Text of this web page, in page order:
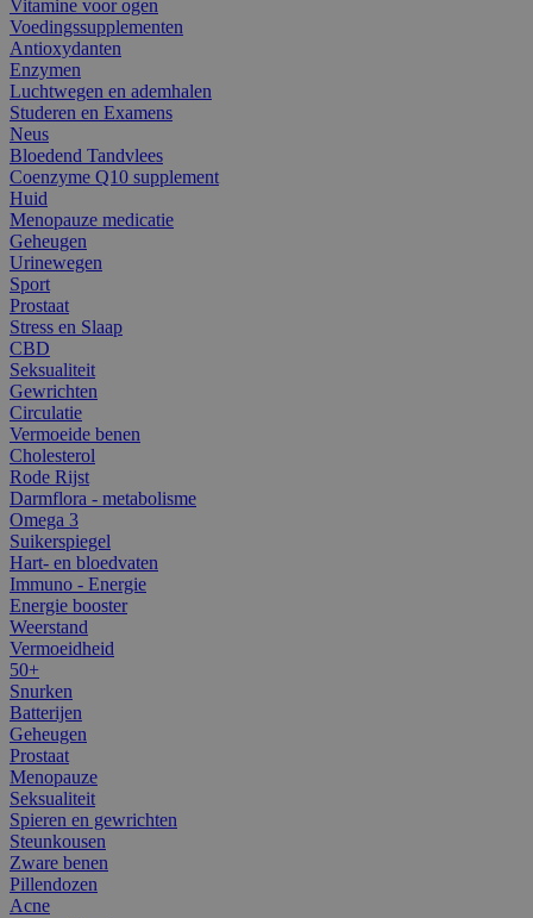
Vitamine voor ogen
Voedingssupplementen
Antioxydanten
Enzymen
Luchtwegen en ademhalen
Studeren en Examens
Neus
Bloedend Tandvlees
Coenzyme Q10 supplement
Huid
Menopauze medicatie
Geheugen
Urinewegen
Sport
Prostaat
Stress en Slaap
CBD
Seksualiteit
Gewrichten
Circulatie
Vermoeide benen
Cholesterol
Rode Rijst
Darmflora - metabolisme
Omega 3
Suikerspiegel
Hart- en bloedvaten
Immuno - Energie
Energie booster
Weerstand
Vermoeidheid
50+
Snurken
Batterijen
Geheugen
Prostaat
Menopauze
Seksualiteit
Spieren en gewrichten
Steunkousen
Zware benen
Pillendozen
Acne